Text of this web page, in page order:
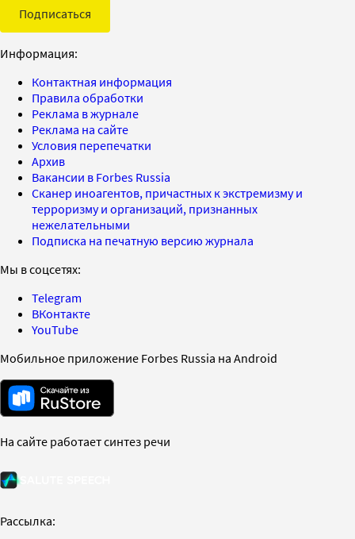
Подписаться
Информация:
Контактная информация
Правила обработки
Реклама в журнале
Реклама на сайте
Условия перепечатки
Архив
Вакансии в Forbes Russia
Сканер иноагентов, причастных к экстремизму и
терроризму и организаций, признанных
нежелательными
Подписка на печатную версию журнала
Мы в соцсетях:
Telegram
ВКонтакте
YouTube
Мобильное приложение Forbes Russia на Android
На сайте работает синтез речи
Рассылка: